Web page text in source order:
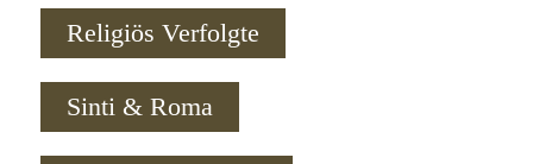
Religiös Verfolgte
Sinti & Roma